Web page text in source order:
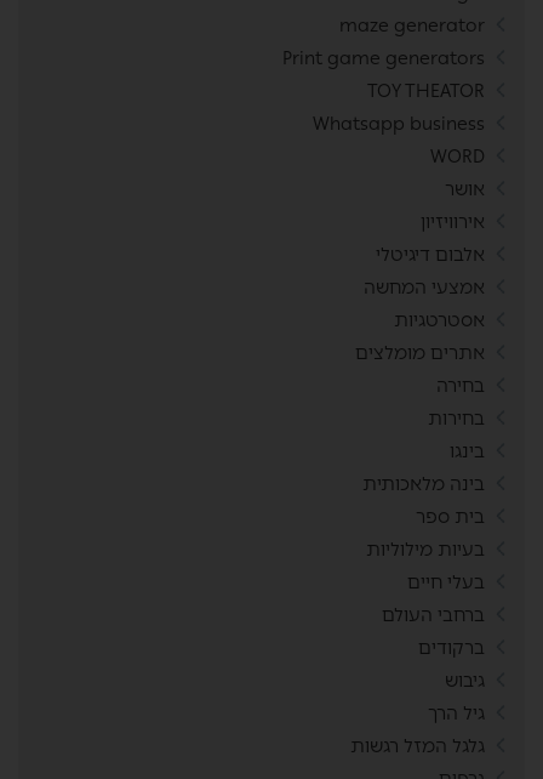
maze generator
Print game generators
TOY THEATOR
Whatsapp business
WORD
אושר
אירוויזיון
אלבום דיגיטלי
אמצעי המחשה
אסטרטגיות
אתרים מומלצים
בחירה
בחירות
בינגו
בינה מלאכותית
בית ספר
בעיות מילוליות
בעלי חיים
ברחבי העולם
ברקודים
גיבוש
גיל הרך
גלגל המזל רגשות